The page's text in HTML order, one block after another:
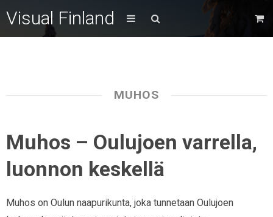
Visual Finland
MUHOS
Muhos – Oulujoen varrella,
luonnon keskellä
Muhos on Oulun naapurikunta, joka tunnetaan Oulujoen